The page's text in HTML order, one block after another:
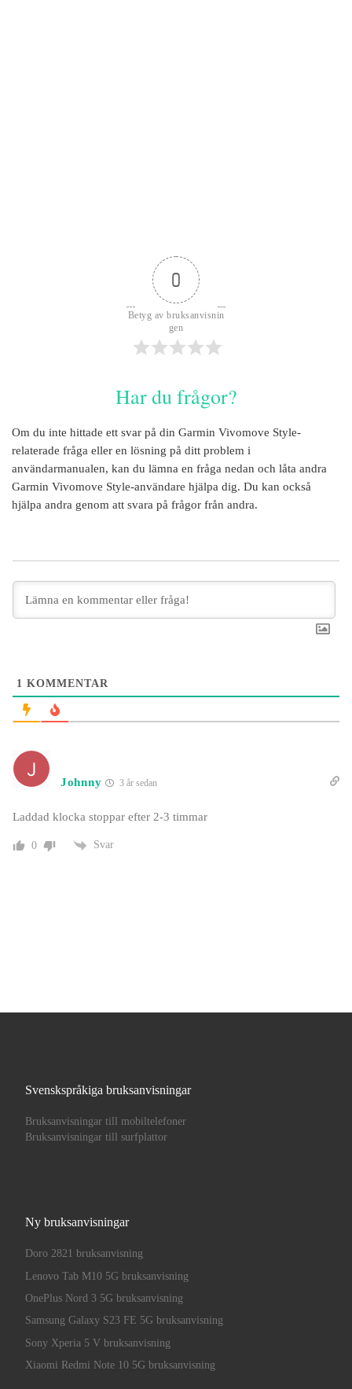
0
Betyg av bruksanvisnin
gen
Har du frågor?
Om du inte hittade ett svar på din Garmin Vivomove Style-
relaterade fråga eller en lösning på ditt problem i
användarmanualen, kan du lämna en fråga nedan och låta andra
Garmin Vivomove Style-användare hjälpa dig. Du kan också
hjälpa andra genom att svara på frågor från andra.
1 KOMMENTAR
Johnny 3 år sedan
Laddad klocka stoppar efter 2-3 timmar
0 Svar
Svenskspråkiga bruksanvisningar
Bruksanvisningar till mobiltelefoner
Bruksanvisningar till surfplattor
Ny bruksanvisningar
Doro 2821 bruksanvisning
Lenovo Tab M10 5G bruksanvisning
OnePlus Nord 3 5G bruksanvisning
Samsung Galaxy S23 FE 5G bruksanvisning
Sony Xperia 5 V bruksanvisning
Xiaomi Redmi Note 10 5G bruksanvisning